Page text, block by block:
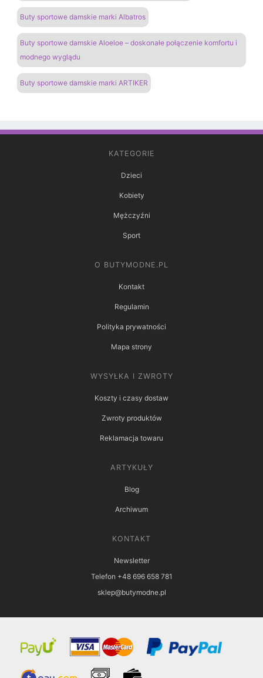
Buty sportowe damskie marki Albatros
Buty sportowe damskie Aloeloe – doskonałe połączenie komfortu i
modnego wyglądu
Buty sportowe damskie marki ARTIKER
KATEGORIE
Dzieci
Kobiety
Mężczyźni
Sport
O BUTYMODNE.PL
Kontakt
Regulamin
Polityka prywatności
Mapa strony
WYSYŁKA I ZWROTY
Koszty i czasy dostaw
Zwroty produktów
Reklamacja towaru
ARTYKUŁY
Blog
Archiwum
KONTAKT
Newsletter
Telefon +48 696 658 781
sklep@butymodne.pl